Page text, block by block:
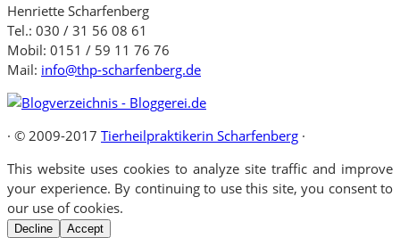
Henriette Scharfenberg
Tel.: 030 / 31 56 08 61
Mobil: 0151 / 59 11 76 76
Mail: info@thp-scharfenberg.de
· © 2009-2017 Tierheilpraktikerin Scharfenberg ·
This website uses cookies to analyze site traffic and improve
your experience. By continuing to use this site, you consent to
our use of cookies.
Decline Accept